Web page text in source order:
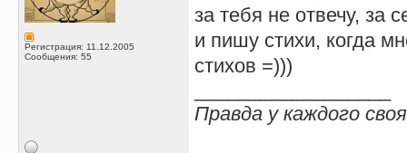
Регистрация: 11.12.2005
Сообщения: 55
за тебя не отвечу, за
и пишу стихи, когда
стихов =)))
Правда у каждого